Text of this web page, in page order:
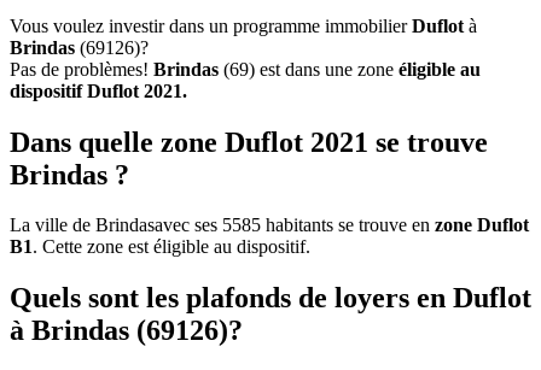
Vous voulez investir dans un programme immobilierDuflot à
Brindas (69126)?
Pas de problèmes! Brindas (69) est dans une zone éligible au
dispositif Duflot 2021.
Dans quelle zone Duflot 2021 se trouve
Brindas ?
La ville de Brindasavec ses 5585 habitants se trouve en zone Duflot
B1. Cette zone est éligible au dispositif.
Quels sont les plafonds de loyers en Duflot
à Brindas (69126)?